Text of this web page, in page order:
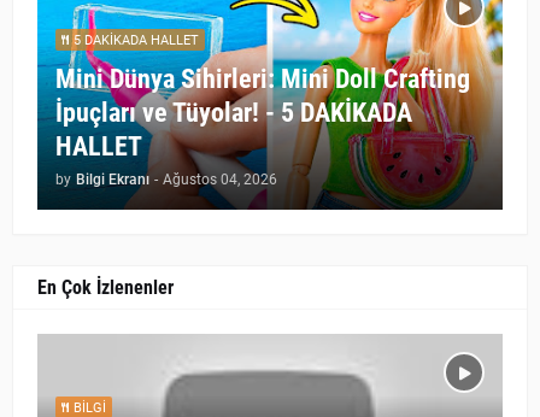
5 DAKİKADA HALLET
Mini Dünya Sihirleri: Mini Doll Crafting
İpuçları ve Tüyolar! - 5 DAKİKADA
HALLET
by Bilgi Ekranı - Ağustos 04, 2026
En Çok İzlenenler
BILGI